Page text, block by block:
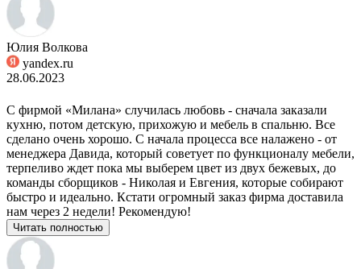
Юлия Волкова
yandex.ru
28.06.2023
С фирмой «Милана» случилась любовь - сначала заказали
кухню, потом детскую, прихожую и мебель в спальню. Все
сделано очень хорошо. С начала процесса все налажено - от
менеджера Давида, который советует по функционалу мебели,
терпеливо ждет пока мы выберем цвет из двух бежевых, до
команды сборщиков - Николая и Евгения, которые собирают
быстро и идеально. Кстати огромный заказ фирма доставила
нам через 2 недели! Рекомендую!
Читать полностью